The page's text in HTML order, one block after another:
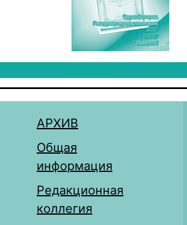
АРХИВ
Общая
информация
Редакционная
коллегия